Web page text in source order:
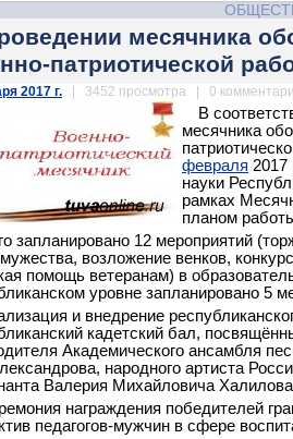
месячника
патриотической
2017 г. | 3452 просмотра | 0
В
месячника
февраля 2017
науки
рамках
планом
запланировано 12 мероприятий
возложение венков,
помощь ветеранам) в
уровне запланировано 5
и внедрение
кадетский бал,
Академического ансамбля
народного артиста
Валерия Михайловича
награждения победителей
педагогов-мужчин в сфере